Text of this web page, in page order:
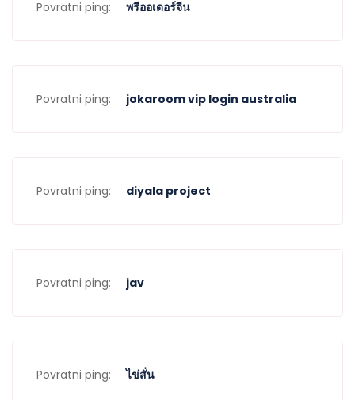
Povratni ping: พรีออเดอร์จีน
Povratni ping: jokaroom vip login australia
Povratni ping: diyala project
Povratni ping: jav
Povratni ping: ไข่สั่น